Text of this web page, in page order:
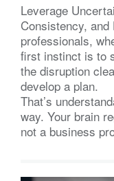
Leverage
Consistency,
professionals,
first instinct is to
the disruption
develop a plan.
That’s
way. Your brain
not a business